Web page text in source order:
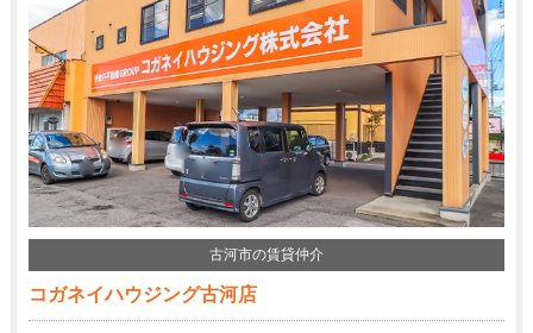
古河市の賃貸仲介
コガネイハウジング古河店